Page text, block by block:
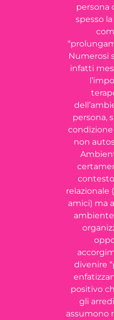
persona
spesso
Numerosi
infatti
persona,
non
relazionale
amici) ma
divenire
positivo
gli
assumono